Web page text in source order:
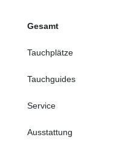
Gesamt
Tauchplätze
Tauchguides
Service
Ausstattung